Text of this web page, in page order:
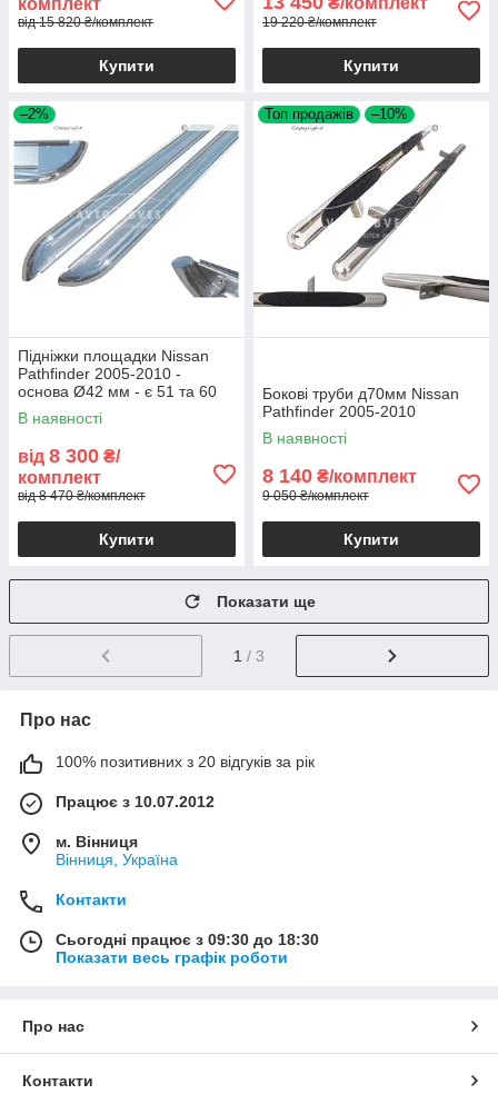
комплект
від 15 820 ₴/комплект
Купити
19 220 ₴/комплект
Купити
–2%
Підніжки площадки Nissan
Pathfinder 2005-2010 -
основа Ø42 мм - є 51 та 60
мм
В наявності
від 8 300 ₴/
комплект
від 8 470 ₴/комплект
Купити
Топ продажів –10%
Бокові труби д70мм Nissan
Pathfinder 2005-2010
В наявності
8 140 ₴/комплект
9 050 ₴/комплект
Купити
Показати ще
1 / 3
Про нас
100% позитивних з 20 відгуків за рік
Працює з 10.07.2012
м. Вінниця
Вінниця, Україна
Контакти
Сьогодні працює з 09:30 до 18:30
Показати весь графік роботи
Про нас
Контакти